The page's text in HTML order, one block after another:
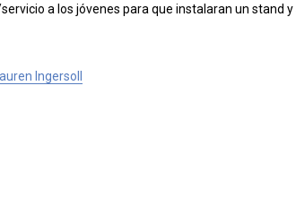
a los jóvenes para que instalaran un stand
Lauren Ingersoll